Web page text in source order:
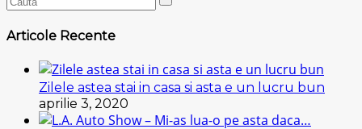
Articole Recente
Zilele astea stai in casa si asta e un lucru bun
aprilie 3, 2020